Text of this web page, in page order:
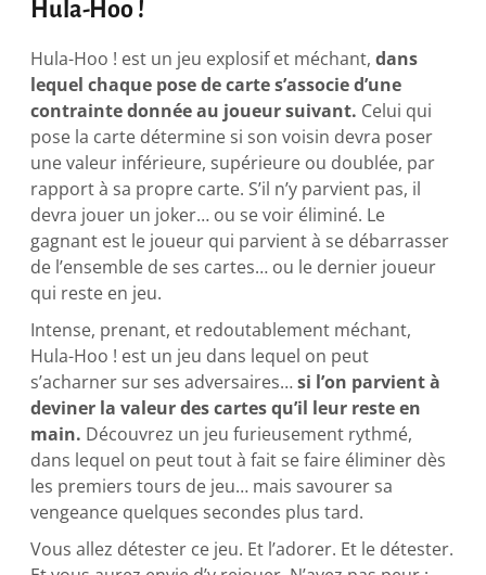
Hula-Hoo !
Hula-Hoo ! est un jeu explosif et méchant,dans
lequel chaque pose de carte s’associe d’une
contrainte donnée au joueur suivant. Celui qui
pose la carte détermine si son voisin devra poser
une valeur inférieure, supérieure ou doublée, par
rapport à sa propre carte. S’il n’y parvient pas, il
devra jouer un joker… ou se voir éliminé. Le
gagnant est le joueur qui parvient à se débarrasser
de l’ensemble de ses cartes… ou le dernier joueur
qui reste en jeu.
Intense, prenant, et redoutablement méchant,
Hula-Hoo ! est un jeu dans lequel on peut
s’acharner sur ses adversaires…si l’on parvient à
deviner la valeur des cartes qu’il leur reste en
main. Découvrez un jeu furieusement rythmé,
dans lequel on peut tout à fait se faire éliminer dès
les premiers tours de jeu… mais savourer sa
vengeance quelques secondes plus tard.
Vous allez détester ce jeu. Et l’adorer. Et le détester.